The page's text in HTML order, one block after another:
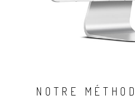
NOTRE